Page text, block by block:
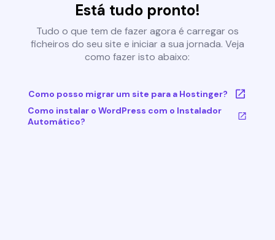
Está tudo pronto!
Tudo o que tem de fazer agora é carregar os
ficheiros do seu site e iniciar a sua jornada. Veja
como fazer isto abaixo:
Como posso migrar um site para a Hostinger?
Como instalar o WordPress com o Instalador
Automático?